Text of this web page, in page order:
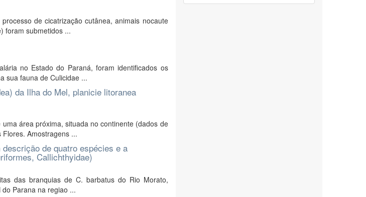
de cicatrização cutânea, animais nocaute
foram submetidos ...
no Estado do Paraná, foram identificados os
sua fauna de Culicidae ...
da Ilha do Mel, planicie litoranea
área próxima, situada no continente (dados de
Amostragens ...
de quatro espécies e a
Callichthyidae)
das branquias de C. barbatus do Rio Morato,
Parana na regiao ...